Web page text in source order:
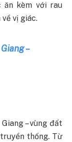
ăn kèm với rau
về vị giác.
–
– vùng đất
thống. Từ